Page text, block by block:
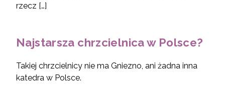
rzecz […]
Najstarsza chrzcielnica w Polsce?
Takiej chrzcielnicy nie ma Gniezno, ani żadna inna
katedra w Polsce.